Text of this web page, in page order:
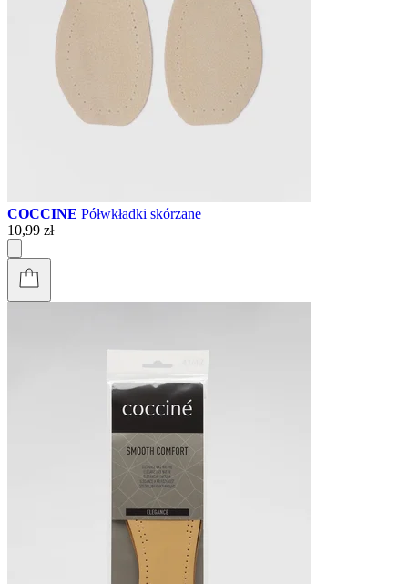
COCCINE Półwkładki skórzane
10,99 zł